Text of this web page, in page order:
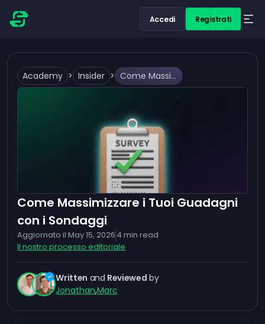
Accedi Registrati
Academy > Insider > Come Massimizzare i Tuoi Guadagni con i Sondaggi
Come Massimizzare i Tuoi Guadagni
con i Sondaggi
Aggiornato il May 15, 2026 4 min read
Il nostro processo editoriale
Written and Reviewed by
Jonathan,Marc